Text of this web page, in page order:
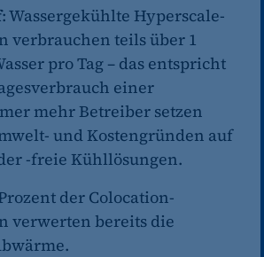
: Wassergekühlte Hyperscale-
verbrauchen teils über 1
pro Tag – das entspricht
einer
mehr Betreiber setzen
und Kostengründen auf
-freie Kühllösungen.
der Colocation-
verwerten bereits die